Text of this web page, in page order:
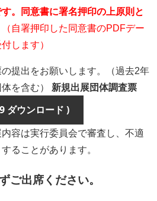
。同意書に署名押印の上原則と
（自署押印した同意書のPDFデー
します）
提出をお願いします。（過去2年
を含む） 新規出展団体調査票
ダウンロード )
容は実行委員会で審査し、不適
ることがあります。
ご出席ください。